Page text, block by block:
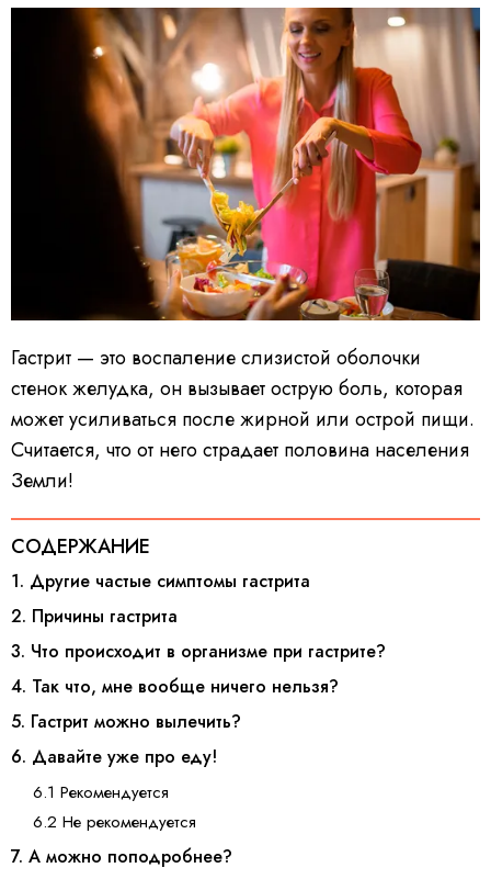
Гастрит — это воспаление слизистой оболочки
стенок желудка, он вызывает острую боль, которая
может усиливаться после жирной или острой пищи.
Считается, что от него страдает половина населения
Земли!
СОДЕРЖАНИЕ
1. Другие частые симптомы гастрита
2. Причины гастрита
3. Что происходит в организме при гастрите?
4. Так что, мне вообще ничего нельзя?
5. Гастрит можно вылечить?
6. Давайте уже про еду!
6.1 Рекомендуется
6.2 Не рекомендуется
7. А можно поподробнее?